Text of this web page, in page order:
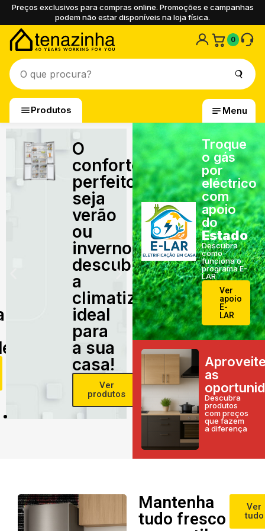
Preços exclusivos para compras online. Promoções e campanhas
podem não estar disponíveis na loja física.
0
Produtos Menu
O
conforto
perfeito,
seja
verão
ou
inverno,
descubra
a
climatização
ideal
para
a sua
casa!
Ver
produtos
Troque
o gás
por
eléctrico
com
apoio
do
Estado
Descubra
como
funciona o
programa E-
LAR
Ver
apoio
E-
LAR
as
Descubra
produtos
com preços
que fazem
a diferença
Mantenha
tudo fresco
Ver
tudo